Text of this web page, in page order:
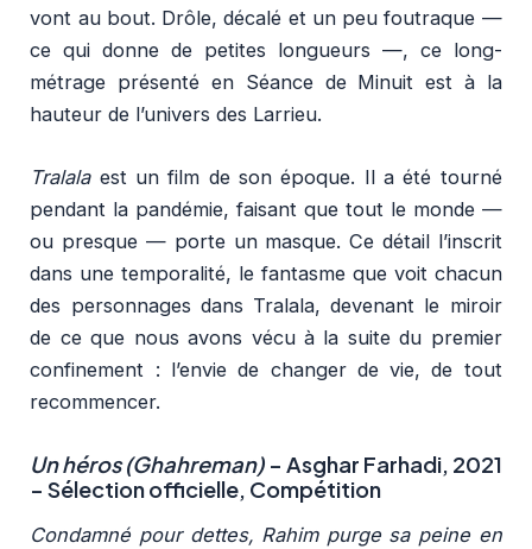
vont au bout. Drôle, décalé et un peu foutraque —
ce qui donne de petites longueurs —, ce long-
métrage présenté en Séance de Minuit est à la
hauteur de l’univers des Larrieu.
Tralalaest un film de son époque. Il a été tourné
pendant la pandémie, faisant que tout le monde —
ou presque — porte un masque. Ce détail l’inscrit
dans une temporalité, le fantasme que voit chacun
des personnages dans Tralala, devenant le miroir
de ce que nous avons vécu à la suite du premier
confinement : l’envie de changer de vie, de tout
recommencer.
Un héros (Ghahreman) – Asghar Farhadi, 2021
– Sélection officielle, Compétition
Condamné pour dettes, Rahim purge sa peine en